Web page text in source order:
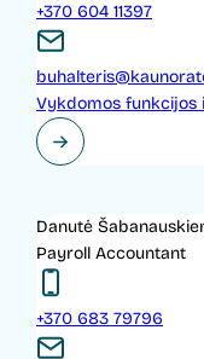
+370 604 11397
Vykdomos funkcijos
Danutė
Payroll Accountant
+370 683 79796